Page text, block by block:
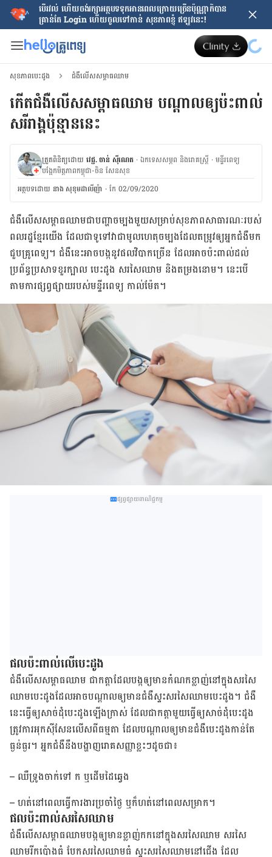
បើរវល់ ហើយចង់​រក្សាអត្ថបទទុកអានពេលក្រោយ​ច្រើនប៉ុណ្ណាក៏បាន
គ្រាន់តែ​ Login ហើយចូលទៅកាន់ សុខភាពខ្ញុំ ឥឡូវនេះ!
សុខភាពបេះដូង ជំងឺលើសសម្ពាធឈាម
កើតជំងឺលើសសម្ពាធឈាម បណ្ដាលឲ្យប៉ះពាល់
សរីរាង្គប៉ុន្មាននេះ
ត្រួតពិនិត្យដោយ វេជ្ជ. ចាន់ ស៊ីណេត ·ឯកទេសសម្ភព និងរោគស្ត្រី ·ម​ន្ទីរពេទ្យ
បង្អែកមិត្តភាពកម្ពុជា-ចិន សែនសុខ
អត្ថបទ​ដោយ នាង សុខុមដាលីញ៉ា ·កែ 02/09/2020
ជំងឺ​លើស​សម្ពាធ​ឈាម​ជា​បញ្ហា​ចម្បង​មួយ​សម្រាប់​សុខភាព​សាធារណៈ​របស់​
ពលរដ្ឋ​ខ្មែរ​យើង ដែល​ជា​ទូទៅ​វា​ជា​មូលហេតុ​ចម្បង​ដែល​តម្រូវ​ឲ្យ​អ្នក​ជំងឺ​មក​
ជួប​គ្រូពេទ្យ។ ជំងឺ​នេះ​អាច​បង្ក​នូវ​ផល​វិបាក​ច្រើន ដែល​អាច​ប៉ះពាល់​ដល់​
ប្រព័ន្ធ​ប្រសាទ​ខួរក្បាល បេះដូង សរសៃ​ឈាម និង​តម្រង​នោម។ នេះ​បើ​
តាម​ការ​ផ្សព្វ​ផ្សាយ​របស់​មន្ទីរពេទ្យ កាល់ម៉ែត។
ផ្សព្វផ្សាយពាណិជ្ជកម្ម
ផល​ប៉ះពាល់​លើ​បេះដូង
ជំងឺ​លើស​សម្ពាធ​ឈាម ជា​កត្តា​ដែល​បង្ក​ឲ្យ​មាន​កំណក​ខ្លាញ់​នៅ​ក្នុង​សរសៃ​
ឈាម​បេះដូង​ដែល​អាច​បណ្ដាល​ឲ្យ​មាន​ជំងឺ​ស្ទះ​សរសៃ​ឈាម​បេះដូង។ ជំងឺ​
នេះ​ធ្វើ​ឲ្យ​សាច់​ដុំ​បេះ​ដូង​ឡើង​ក្រាស់ ដែល​ជា​កត្តា​មួយ​ធ្វើ​ឲ្យ​សាច់​ដុំ​បេះដូង​
ត្រូវ​ការ​អុកស៊ីសែន​លើស​ពី​ធម្មតា ដែល​បណ្ដាល​ឲ្យ​មាន​ជំងឺ​បេះដូង​កាន់​តែ​
ធ្ងន់ធ្ងរ។ អ្នក​ជំងឺ​នឹង​បង្ហាញ​រោគ​សញ្ញា​ខ្លះៗ​ដូចជា៖
– ឈឺ​ទ្រូង​ចាក់​ទៅ ក ឬ​ដើម​ដៃ​ឆ្វេង
– ហត់​នៅ​ពេល​ធ្វើ​ការងារ​ប្រចាំ​ថ្ងៃ ឬ​ក៏​ហត់​នៅ​ពេល​សម្រាក។
ផល​ប៉ះពាល់​សរសៃឈាម
ជំងឺ​លើស​សម្ពាធ​ឈាម​បង្ក​ឲ្យ​មានខ្លាញ់​កក​នៅ​ក្នុង​សរសៃ​ឈាម សរសៃ​
ឈាម​រីក​ប៉ោង​ធំ បែក​សរសៃ​ឈាម​ធំ ស្ទះ​សរសៃ​ឈាម​នៅ​ជើង ដែល​